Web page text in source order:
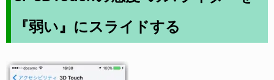
『弱い』にスライドする